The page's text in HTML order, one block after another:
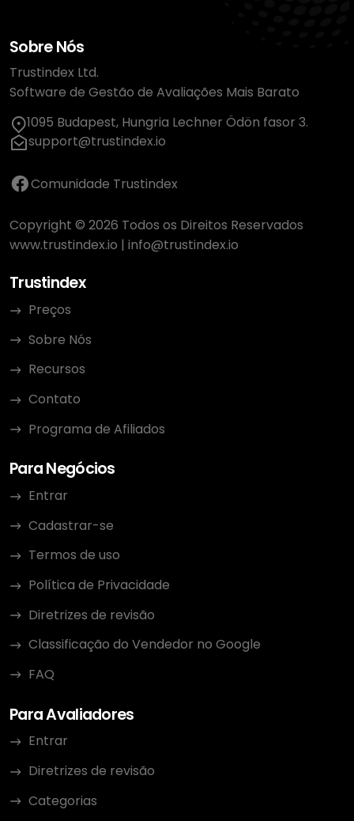
Sobre Nós
Trustindex Ltd.
Software de Gestão de Avaliações Mais Barato
1095 Budapest, Hungria Lechner Ödön fasor 3.
support@trustindex.io
Comunidade Trustindex
Copyright © 2026 Todos os Direitos Reservados
www.trustindex.io | info@trustindex.io
Trustindex
Preços
Sobre Nós
Recursos
Contato
Programa de Afiliados
Para Negócios
Entrar
Cadastrar-se
Termos de uso
Política de Privacidade
Diretrizes de revisão
Classificação do Vendedor no Google
FAQ
Para Avaliadores
Entrar
Diretrizes de revisão
Categorias